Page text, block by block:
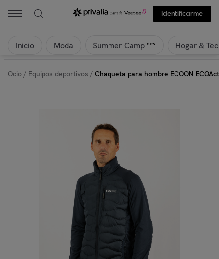
Identificarme
Inicio Moda Summer Camp new Hogar &
Ocio / Equipos deportivos / Chaqueta para hombre ECOON